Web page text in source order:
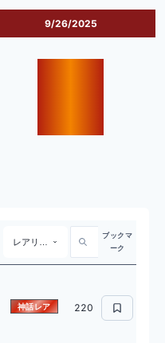
9/26/2025
レアリティ
ブックマ
ーク
神話レア 220